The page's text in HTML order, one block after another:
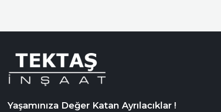
Yaşamınıza Değer Katan Ayrılacıklar !